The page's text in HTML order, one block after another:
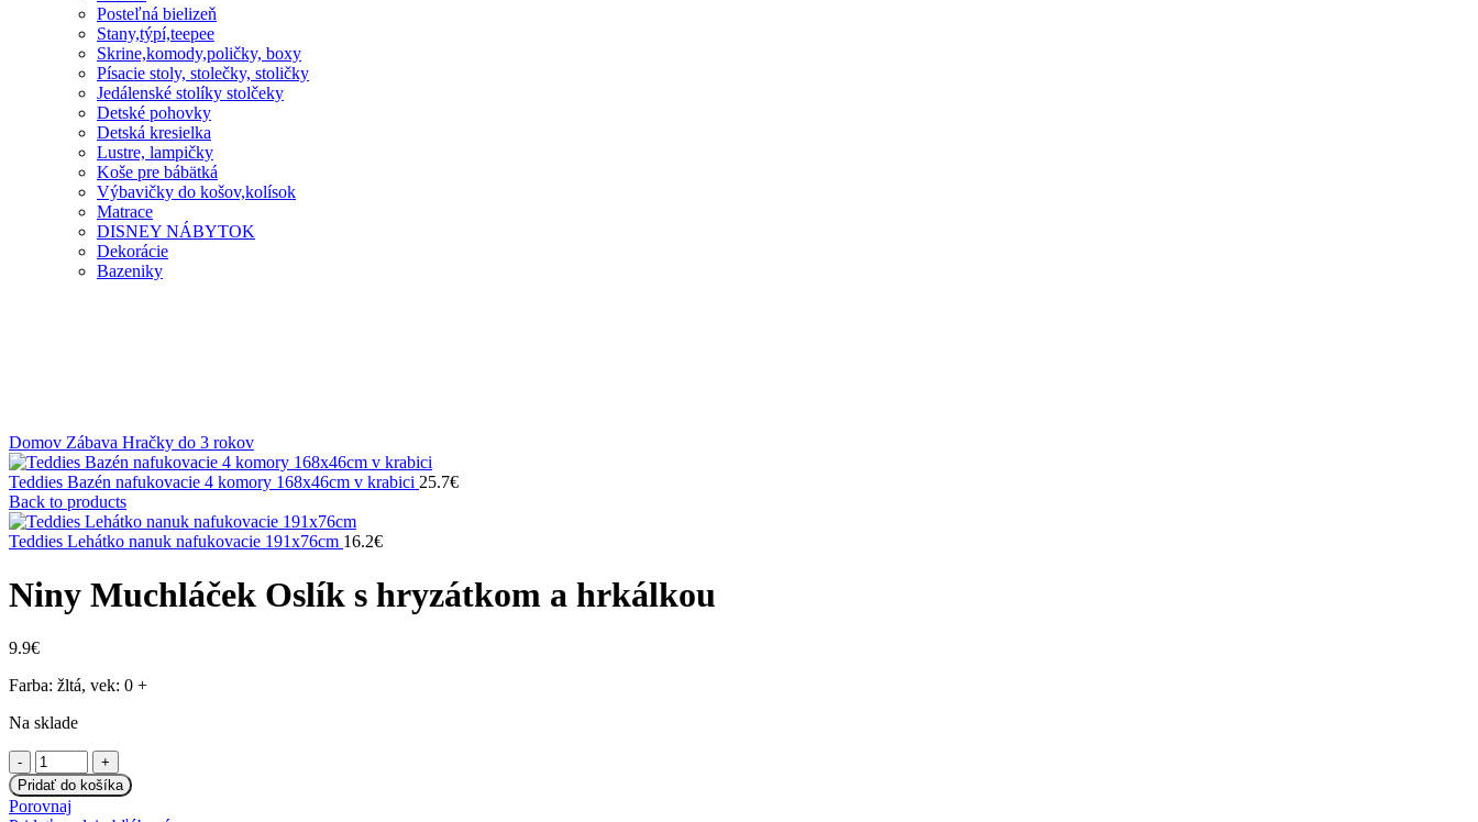
Posteľná bielizeň
Stany,týpí,teepee
Skrine,komody,poličky, boxy
Písacie stoly, stolečky, stoličky
Jedálenské stolíky stolčeky
Detské pohovky
Detská kresielka
Lustre, lampičky
Koše pre bábätká
Výbavičky do košov,kolísok
Matrace
DISNEY NÁBYTOK
Dekorácie
Bazeniky
Domov Zábava Hračky do 3 rokov
Teddies Bazén nafukovacie 4 komory 168x46cm v krabici 25.7€
Back to products
Teddies Lehátko nanuk nafukovacie 191x76cm 16.2€
Niny Muchláček Oslík s hryzátkom a hrkálkou
9.9€
Farba: žltá, vek: 0 +
Na sklade
množstvo
Niny
Muchláček
Pridať do košíka
Porovnaj